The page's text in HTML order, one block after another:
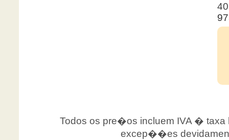
Todos os pre�os incluem IVA � taxa
excep��es